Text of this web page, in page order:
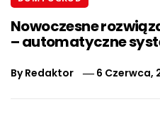
Nowoczesne
– automatyczne
ByRedaktor 6 Czerwca,